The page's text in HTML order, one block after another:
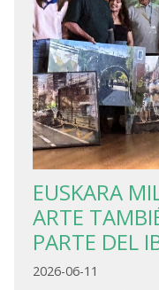
EUSKARA
ARTE
PARTE DEL
2026-06-11